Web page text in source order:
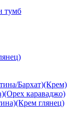
тумб
Бархат)(Крем)
караваджо)
глянец)